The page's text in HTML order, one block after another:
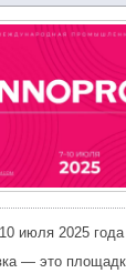
июля 2025
— это